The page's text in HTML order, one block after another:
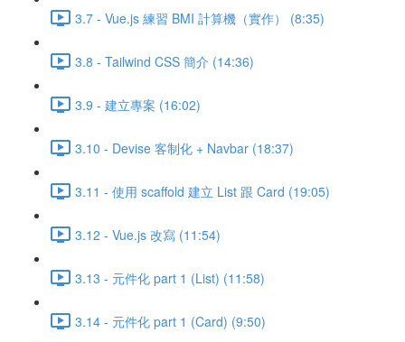
3.7 - Vue.js 練習 BMI 計算機（實作） (8:35)
3.8 - Tailwind CSS 簡介 (14:36)
3.9 - 建立專案 (16:02)
3.10 - Devise 客制化 + Navbar (18:37)
3.11 - 使用 scaffold 建立 List 跟 Card (19:05)
3.12 - Vue.js 改寫 (11:54)
3.13 - 元件化 part 1 (List) (11:58)
3.14 - 元件化 part 1 (Card) (9:50)